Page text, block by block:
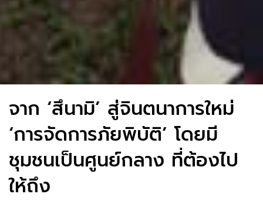
จาก ‘สึนามิ’ สู่จินตนาการใหม่
‘การจัดการภัยพิบัติ’ โดยมี
ชุมชนเป็นศูนย์กลาง ที่ต้องไป
ให้ถึง